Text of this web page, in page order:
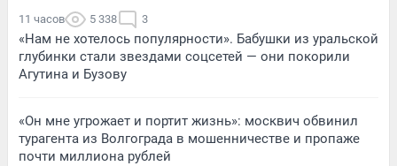
11 часов 5 338 3
«Нам не хотелось популярности». Бабушки из уральской
глубинки стали звездами соцсетей — они покорили
Агутина и Бузову
«Он мне угрожает и портит жизнь»: москвич обвинил
турагента из Волгограда в мошенничестве и пропаже
почти миллиона рублей